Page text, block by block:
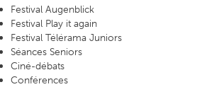
Festival Augenblick
Festival Play it again
Festival Télérama Juniors
Séances Seniors
Ciné-débats
Conférences